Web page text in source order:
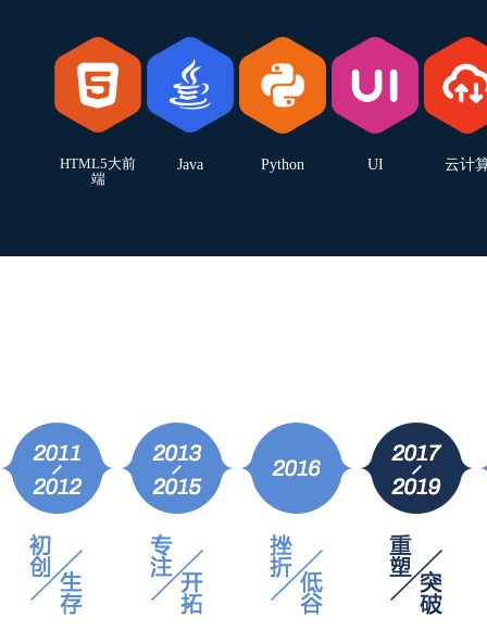
HTML5大前
端
Java Python UI 云计